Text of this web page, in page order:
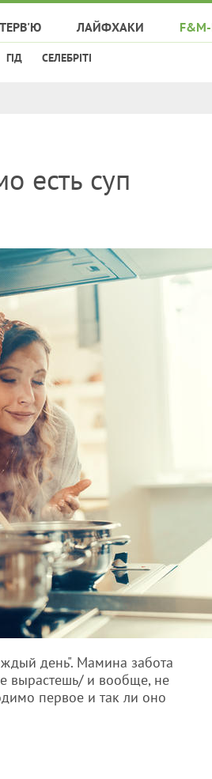
ЛАЙФХАКИ
ГІД СЕЛЕБРІТІ
есть суп
день". Мамина забота
вырастешь/ и вообще, не
первое и так ли оно